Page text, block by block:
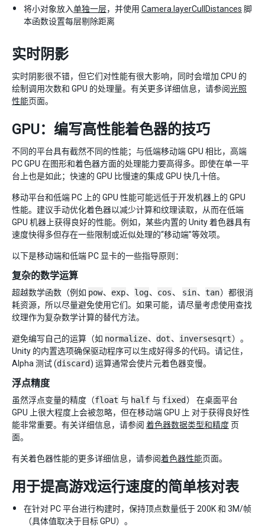
将小对象放入单独一层，并使用 Camera.layerCullDistances 脚
本函数设置每层剔除距离
实时阴影
实时阴影很不错，但它们对性能有很大影响，同时会增加 CPU 的
绘制调用次数和 GPU 的处理量。有关更多详细信息，请参阅光照
性能页面。
GPU：编写高性能着色器的技巧
不同的平台具有截然不同的性能；与低端移动端 GPU 相比，高端
PC GPU 在图形和着色器方面的处理能力要高得多。即使在单一平
台上也是如此；快速的 GPU 比慢速的集成 GPU 快几十倍。
移动平台和低端 PC 上的 GPU 性能可能远低于开发机器上的 GPU
性能。建议手动优化着色器以减少计算和纹理读取，从而在低端
GPU 机器上获得良好的性能。例如，某些内置的 Unity 着色器具有
速度快得多但存在一些限制或近似处理的“移动端”等效项。
以下是移动端和低端 PC 显卡的一些指导原则：
复杂的数学运算
超越数学函数（例如 pow、 exp、 log、 cos、 sin、 tan）都很消
耗资源，所以尽量避免使用它们。如果可能，请尽量考虑使用查找
纹理作为复杂数学计算的替代方法。
避免编写自己的运算（如 normalize、 dot、 inversesqrt）。
Unity 的内置选项确保驱动程序可以生成好得多的代码。请记住，
Alpha 测试 (discard) 运算通常会使片元着色器变慢。
浮点精度
虽然浮点变量的精度（float 与 half 与 fixed） 在桌面平台
GPU 上很大程度上会被忽略，但在移动端 GPU 上 对于获得良好性
能非常重要。有关详细信息，请参阅 着色器数据类型和精度 页
面。
有关着色器性能的更多详细信息，请参阅着色器性能页面。
用于提高游戏运行速度的简单核对表
在针对 PC 平台进行构建时，保持顶点数量低于 200K 和 3M/帧
（具体值取决于目标 GPU）。